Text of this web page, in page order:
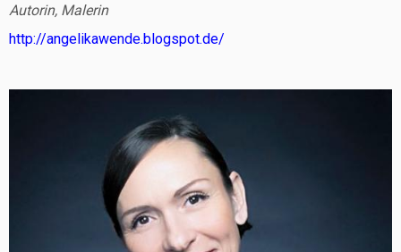
Autorin, Malerin
http://angelikawende.blogspot.de/